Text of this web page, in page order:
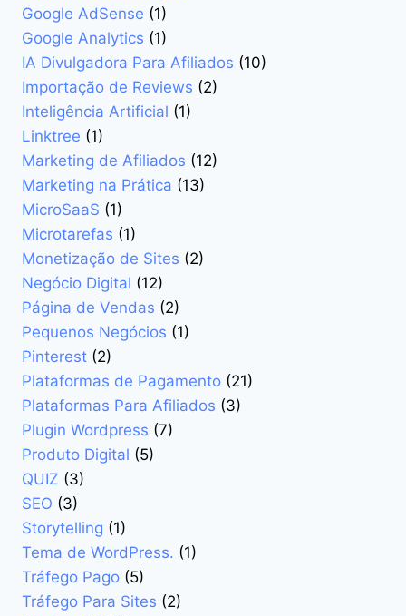
Google AdSense (1)
Google Analytics (1)
IA Divulgadora Para Afiliados (10)
Importação de Reviews (2)
Inteligência Artificial (1)
Linktree (1)
Marketing de Afiliados (12)
Marketing na Prática (13)
MicroSaaS (1)
Microtarefas (1)
Monetização de Sites (2)
Negócio Digital (12)
Página de Vendas (2)
Pequenos Negócios (1)
Pinterest (2)
Plataformas de Pagamento (21)
Plataformas Para Afiliados (3)
Plugin Wordpress (7)
Produto Digital (5)
QUIZ (3)
SEO (3)
Storytelling (1)
Tema de WordPress. (1)
Tráfego Pago (5)
Tráfego Para Sites (2)